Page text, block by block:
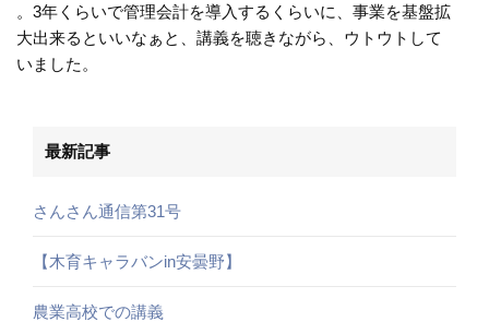
。3年くらいで管理会計を導入するくらいに、事業を基盤拡
大出来るといいなぁと、講義を聴きながら、ウトウトして
いました。
最新記事
さんさん通信第31号
【木育キャラバンin安曇野】
農業高校での講義